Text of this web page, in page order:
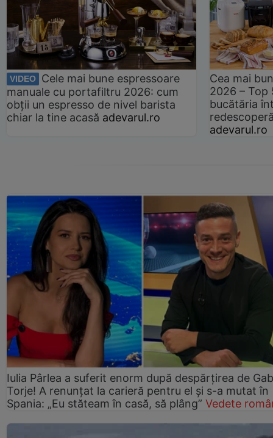
VIDEO
Cele mai bune espressoare
manuale cu portafiltru 2026: cum
obții un espresso de nivel barista
chiar la tine acasă adevarul.ro
Cea mai
2026 –
bucătăria
adevarul.ro
Iulia Pârlea a suferit enorm după despărțirea de
Torje! A renunțat la carieră pentru el și s-a mutat în
Spania: „Eu stăteam în casă, să plâng” Vedete